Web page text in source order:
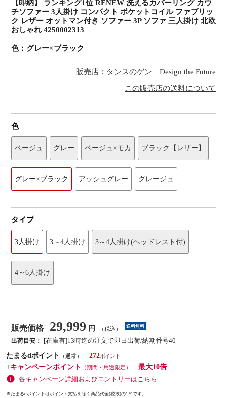
【即納】 ランキング1位 RENEW 洗えるカバーリング カウ
チソファー 3人掛け コンパクト ポケットコイル ファブリッ
ク レザー オットマン付き ソファー 3P ソファ 三人掛け 北欧
おしゃれ 4250002313
色：グレー×ブラック
販売店：タンスのゲン Design the Future
この販売店の送料について
色
ベージュ グレー ベージュ×モカ ブラック【レザー】
グレー×ブラック アッシュグレー グレージュ
タイプ
3人掛け 3～4人掛け 3～4人掛け(ヘッドレスト付)
4～6人掛け
販売価格 29,999 円 （税込） 送料無料
出荷目安：
[在庫有]13時迄の注文で即日出荷/納期番号40
たまるdポイント
（通常）
272
+キャンペーンポイント
（期間・用途限定）
最大10倍
各キャンペーン詳細およびエントリーはこちら
※たまるdポイントはポイント支払を除く商品代金(税抜)の1％です。